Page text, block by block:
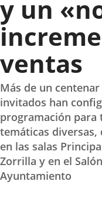
y un
ventas
Más de un
invitados han
programación para
temáticas diversas,
en las salas
Zorrilla y en el
Ayuntamiento